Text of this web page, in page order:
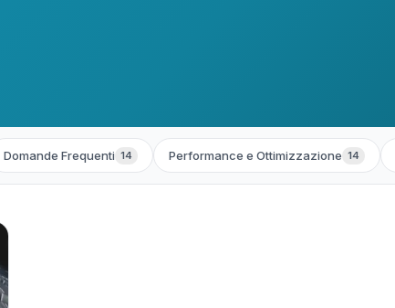
Domande Frequenti 14 Performance e Ottimizzazione 14